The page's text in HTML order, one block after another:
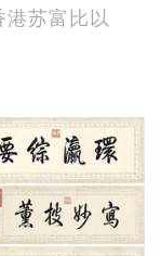
苏富比以